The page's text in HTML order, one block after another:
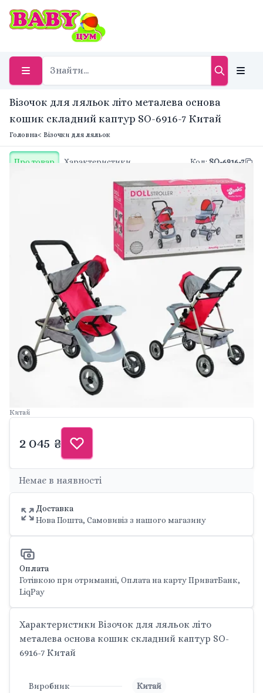
Візочок для ляльок літо металева основа
кошик складний каптур SO-6916-7 Китай
Головна< Візочки для ляльок
Про товар Характеристики Код: SO-6916-7
Китай
2 045 ₴
Немає в наявності
Доставка
Нова Пошта, Самовивіз з нашого магазину
Оплата
Готівкою при отриманні, Оплата на карту ПриватБанк,
LiqPay
Характеристики Візочок для ляльок літо
металева основа кошик складний каптур SO-
6916-7 Китай
Виробник
Китай